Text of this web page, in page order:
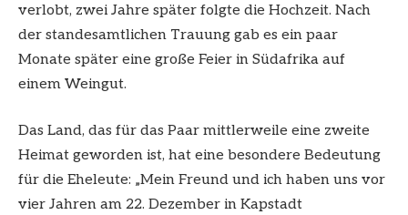
verlobt, zwei Jahre später folgte die Hochzeit. Nach
der standesamtlichen Trauung gab es ein paar
Monate später eine große Feier in Südafrika auf
einem Weingut.
Das Land, das für das Paar mittlerweile eine zweite
Heimat geworden ist, hat eine besondere Bedeutung
für die Eheleute: „Mein Freund und ich haben uns vor
vier Jahren am 22. Dezember in Kapstadt